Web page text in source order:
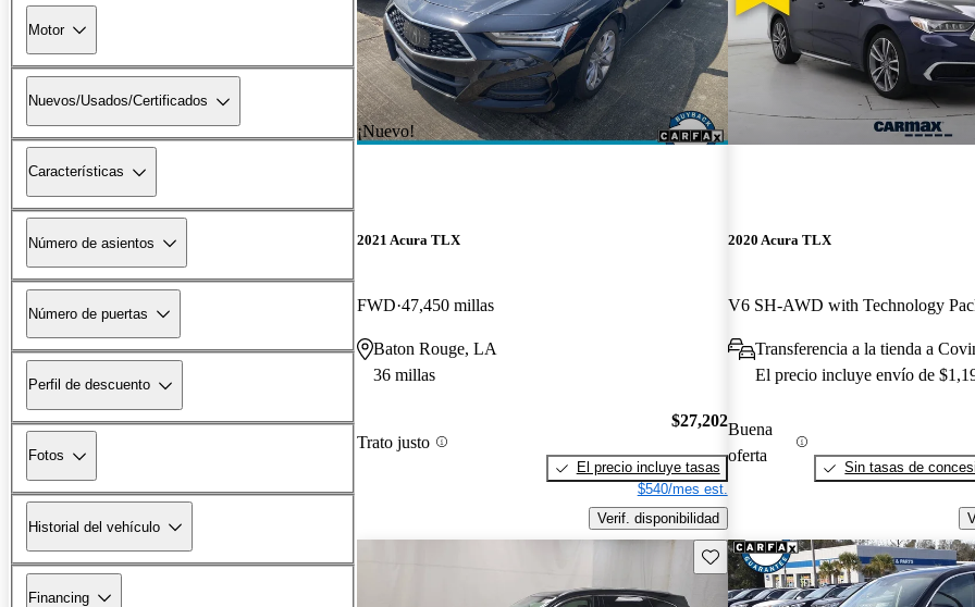
Motor
Nuevos/Usados/Certificados
Características
Número de asientos
Número de puertas
Perfil de descuento
Fotos
Historial del vehículo
Financing
¡Nuevo!
2021 Acura TLX
FWD 47,450 millas
Baton Rouge, LA
36 millas
Trato justo
$27,202
El precio incluye tasas
$540/mes est.
Verif. disponibilidad
2020 Acura TLX
Transferencia a la tienda a
El precio incluye envío de
Buena
oferta
Sin tasas de
Guarda este Aviso